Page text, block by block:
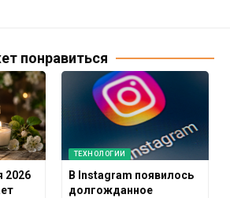
понравиться
2026
ТЕХНОЛОГИИ
В Instagram появилось
долгожданное